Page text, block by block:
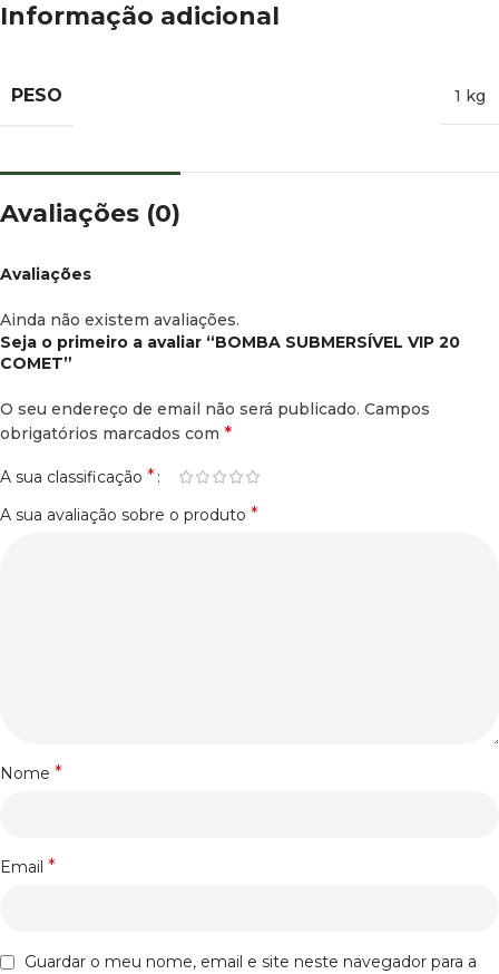
Informação adicional
PESO 1 kg
Avaliações (0)
Avaliações
Ainda não existem avaliações.
Seja o primeiro a avaliar “BOMBA SUBMERSÍVEL VIP 20
COMET”
O seu endereço de email não será publicado. Campos
obrigatórios marcados com *
A sua classificação *
A sua avaliação sobre o produto *
Nome *
Email *
Guardar o meu nome, email e site neste navegador para a